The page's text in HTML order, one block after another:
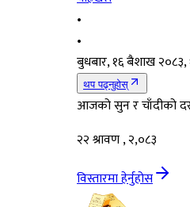
•
•
बुधबार, १६ बैशाख २०८३,
थप पढ्नुहोस्
आजको सुन र चाँदीको
२२ श्रावण , २,०८३
विस्तारमा हेर्नुहोस